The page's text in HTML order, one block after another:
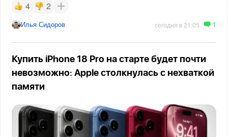
4 2
Илья Сидоров сегодня в 21:05 1
Купить iPhone 18 Pro на старте будет почти
невозможно: Apple столкнулась с нехваткой
памяти